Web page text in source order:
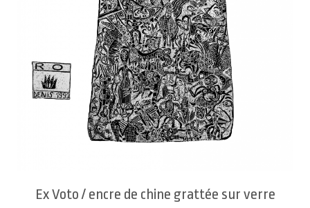
Ex Voto / encre de chine grattée sur verre